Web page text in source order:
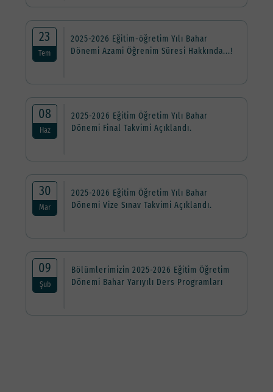
23
Tem
2025-2026 Eğitim-öğretim Yılı Bahar
Dönemi Azami Öğrenim Süresi Hakkında...!
08
Haz
2025-2026 Eğitim Öğretim Yılı Bahar
Dönemi Final Takvimi Açıklandı.
30
Mar
2025-2026 Eğitim Öğretim Yılı Bahar
Dönemi Vize Sınav Takvimi Açıklandı.
09
Şub
Bölümlerimizin 2025-2026 Eğitim Öğretim
Dönemi Bahar Yarıyılı Ders Programları